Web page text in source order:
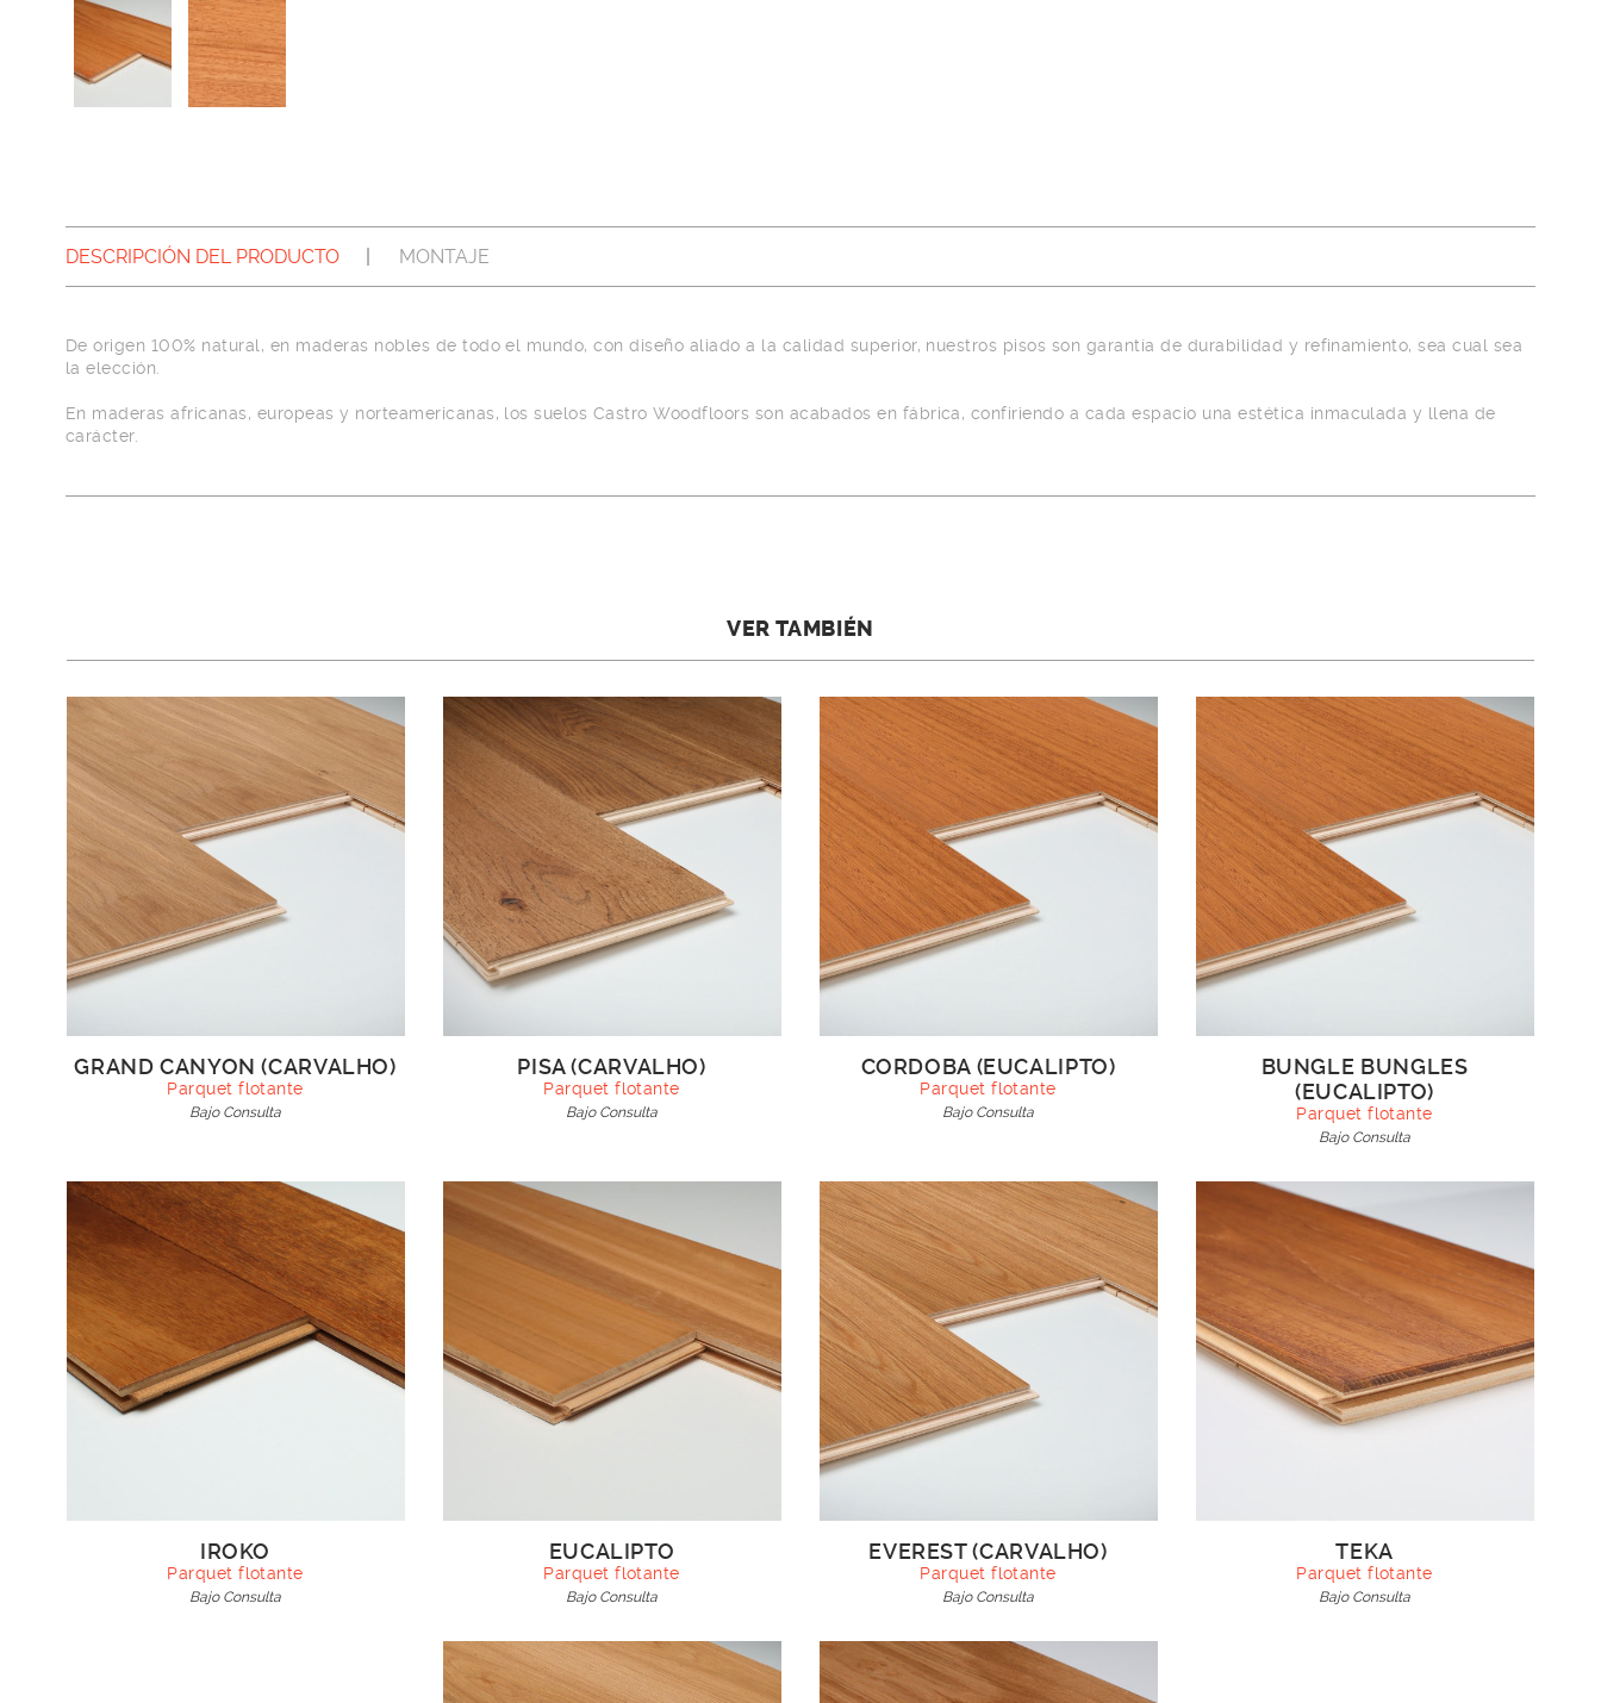
DESCRIPCIÓN DEL PRODUCTO MONTAJE
De origen 100% natural, en maderas nobles de todo el mundo, con diseño aliado a la calidad superior, nuestros pisos son garantía de durabilidad y refinamiento, sea cual sea
la elección.
En maderas africanas, europeas y norteamericanas, los suelos Castro Woodfloors son acabados en fábrica, confiriendo a cada espacio una estética inmaculada y llena de
carácter.
VER TAMBIÉN
GRAND CANYON (CARVALHO)
Parquet flotante
Bajo Consulta
PISA (CARVALHO)
Parquet flotante
Bajo Consulta
CORDOBA (EUCALIPTO)
Parquet flotante
Bajo Consulta
BUNGLE BUNGLES
(EUCALIPTO)
Parquet flotante
Bajo Consulta
IROKO
Parquet flotante
Bajo Consulta
EUCALIPTO
Parquet flotante
Bajo Consulta
EVEREST (CARVALHO)
Parquet flotante
Bajo Consulta
TEKA
Parquet flotante
Bajo Consulta